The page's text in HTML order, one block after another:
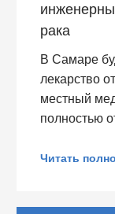
рака
В Самаре
лекарство
местный
полностью
Читать